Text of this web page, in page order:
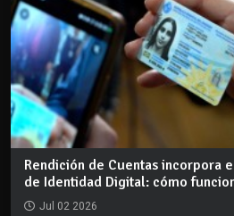
Rendición de Cuentas incorpora
de Identidad Digital: cómo
Jul 02 2026